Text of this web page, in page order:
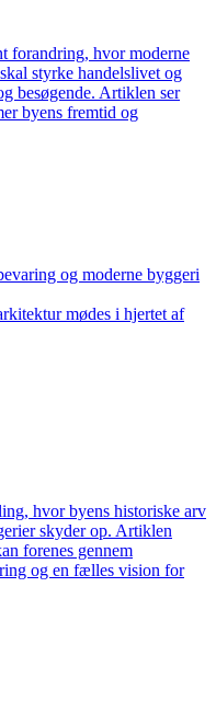
forandring, hvor moderne
styrke handelslivet og
besøgende. Artiklen ser
byens fremtid og
og moderne byggeri
mødes i hjertet af
hvor byens historiske arv
skyder op. Artiklen
forenes gennem
og en fælles vision for